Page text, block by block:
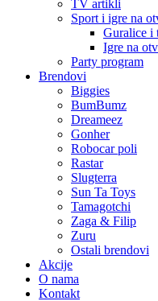
TV artikli
Sport i igre na
Guralice i
Igre na
Party program
Brendovi
Biggies
BumBumz
Dreameez
Gonher
Robocar poli
Rastar
Slugterra
Sun Ta Toys
Tamagotchi
Zaga & Filip
Zuru
Ostali brendovi
Akcije
O nama
Kontakt